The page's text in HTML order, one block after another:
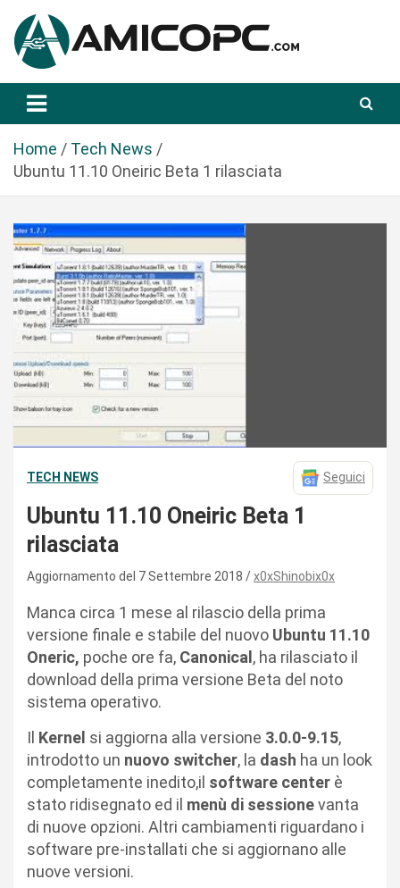
a
Amicopc.com
Home
Tech News
Ubuntu 11.10 Oneiric Beta 1 rilasciata
TECH NEWS Seguici
Ubuntu 11.10 Oneiric Beta 1
rilasciata
Aggiornamento del 7 Settembre 2018 x0xShinobix0x
Manca circa 1 mese al rilascio della prima
versione finale e stabile del nuovo Ubuntu 11.10
Oneric, poche ore fa, Canonical, ha rilasciato il
download della prima versione Beta del noto
sistema operativo.
Il Kernel si aggiorna alla versione 3.0.0-9.15,
introdotto un nuovo switcher, la dash ha un look
completamente inedito,il software center è
stato ridisegnato ed il menù di sessionevanta
di nuove opzioni. Altri cambiamenti riguardano i
software pre-installati che si aggiornano alle
nuove versioni.